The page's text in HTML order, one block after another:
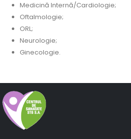
Medicină Internă/Cardiologie;
Oftalmologie;
ORL;
Neurologie;
Ginecologie.